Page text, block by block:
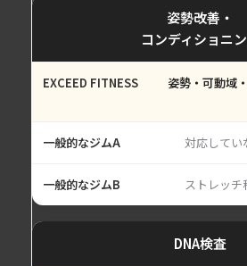
姿勢改善・
コンディショニ
姿勢・可動域
対応してい
ストレッチ
DNA検査